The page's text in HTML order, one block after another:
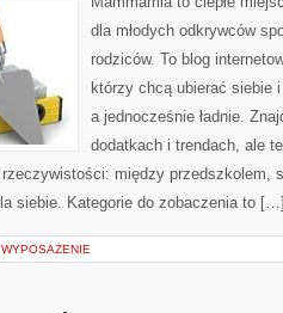
dla młodych odkrywców
rodziców. To blog
którzy chcą ubierać siebie
a jednocześnie ładnie.
dodatkach i trendach, ale
między przedszkolem,
siebie. Kategorie do zobaczenia to